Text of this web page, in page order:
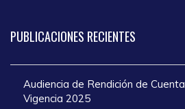
PUBLICACIONES RECIENTES
Audiencia de Rendición de
Vigencia 2025